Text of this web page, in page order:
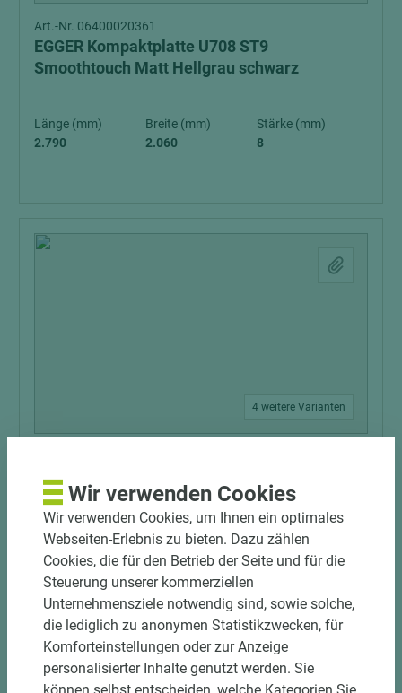
Art.-Nr. 06400020361
EGGER Kompaktplatte U708 ST9
Smoothtouch Matt Hellgrau schwarz
Länge (mm)
2.790
Breite (mm)
2.060
Stärke (mm)
8
4 weitere Varianten
EGGER Kompaktplatte U708 ST9
Smoothtouch Matt Hellgrau schwarz
Länge (mm)
Breite (mm)
Stärke (mm)
Wir verwenden Cookies
Wir verwenden Cookies, um Ihnen ein optimales
Webseiten-Erlebnis zu bieten. Dazu zählen
Cookies, die für den Betrieb der Seite und für die
Steuerung unserer kommerziellen
Unternehmensziele notwendig sind, sowie solche,
die lediglich zu anonymen Statistikzwecken, für
Komforteinstellungen oder zur Anzeige
personalisierter Inhalte genutzt werden. Sie
können selbst entscheiden, welche Kategorien Sie